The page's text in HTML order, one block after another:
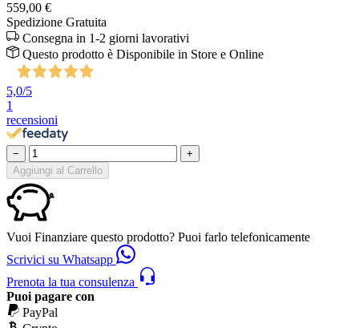
559,00 €
Spedizione Gratuita
Consegna in 1-2 giorni lavorativi
Questo prodotto è Disponibile in Store e Online
5,0/5
1
recensioni
−
+
Aggiungi al Carrello
Vuoi Finanziare questo prodotto? Puoi farlo telefonicamente
Scrivici su Whatsapp
Prenota la tua consulenza
Puoi pagare con
PayPal